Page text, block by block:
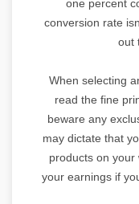
one percent
conversion rate
out
When selecting
read the fine
beware any
may dictate that
products on your
your earnings if